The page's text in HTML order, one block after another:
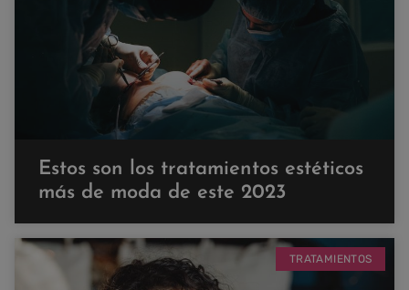
Estos son los tratamientos estéticos
más de moda de este 2023
TRATAMIENTOS